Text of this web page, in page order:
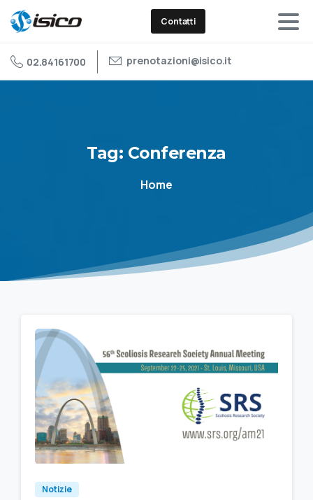
Contatti
02.84161700 prenotazioni@isico.it
Tag: Conferenza
Home
Notizie